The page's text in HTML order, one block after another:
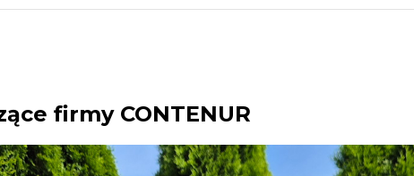
firmy CONTENUR